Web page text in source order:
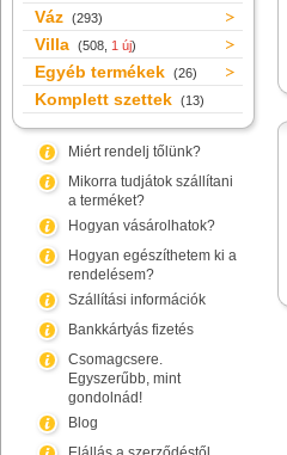
Váz (293)
Villa (508, 1 új)
Egyéb termékek (26)
Komplett szettek (13)
Miért rendelj tőlünk?
Mikorra tudjátok szállítani
a terméket?
Hogyan vásárolhatok?
Hogyan egészíthetem ki a
rendelésem?
Szállítási információk
Bankkártyás fizetés
Csomagcsere.
Egyszerűbb, mint
gondolnád!
Blog